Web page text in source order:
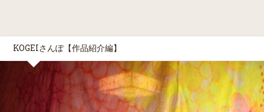
KOGEIさんぽ【作品紹介編】